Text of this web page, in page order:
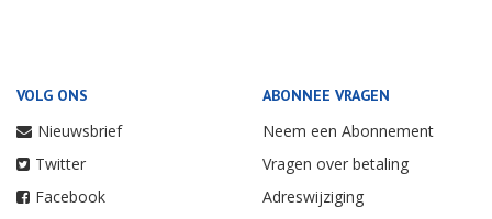
VOLG ONS
Nieuwsbrief
Twitter
Facebook
ABONNEE VRAGEN
Neem een Abonnement
Vragen over betaling
Adreswijziging